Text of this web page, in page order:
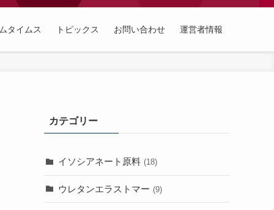
タイムス トピックス お問い合わせ 運営者情報
カテゴリー
イソシアネート原料 (18)
ウレタンエラストマー (9)